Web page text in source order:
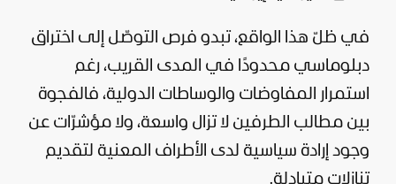
في ظلّ هذا الواقع، تبدو فرص التوصّل إلى اختراق
دبلوماسي محدودًا في المدى القريب، رغم
استمرار المفاوضات والوساطات الدولية، فالفجوة
بين مطالب الطرفين لا تزال واسعة، ولا مؤشرّات عن
وجود إرادة سياسية لدى الأطراف المعنية لتقديم
تنازلات متبادلة.